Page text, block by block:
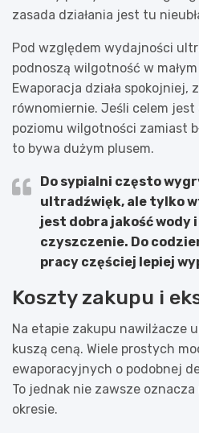
zasada działania jest tu
Pod względem wydajności
podnoszą wilgotność w
Ewaporacja działa spokojniej,
równomiernie. Jeśli celem
poziomu wilgotności zamiast
to bywa dużym plusem.
Do sypialni często
ultradźwięk, ale tylko
jest dobra jakość wody
czyszczenie. Do
pracy częściej lepiej
Koszty zakupu i
Na etapie zakupu nawilżacze
kuszą ceną. Wiele prostych
ewaporacyjnych o podobnej
To jednak nie zawsze
okresie.